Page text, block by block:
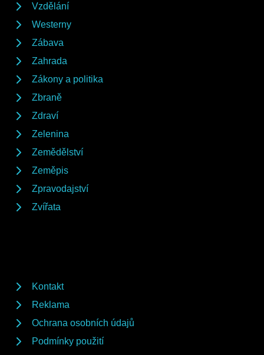
Vzdělání
Westerny
Zábava
Zahrada
Zákony a politika
Zbraně
Zdraví
Zelenina
Zemědělství
Zeměpis
Zpravodajství
Zvířata
Kontakt
Reklama
Ochrana osobních údajů
Podmínky použití